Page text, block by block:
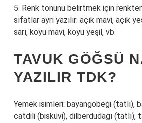
5. Renk tonunu belirtmek için
sıfatlar ayrı yazılır: açık mavi, açık
sarı, koyu mavi, koyu yeşil, vb.
TAVUK GÖĞSÜ
YAZILIR TDK?
Yemek isimleri: bayangöbeği (tatlı),
catdili (bisküvi), dilberdudağı (tatlı),